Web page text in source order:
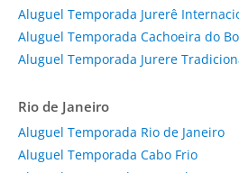
Aluguel Temporada Jurerê
Aluguel Temporada Cachoeira do
Aluguel Temporada Jurere
Rio de Janeiro
Aluguel Temporada Rio de Janeiro
Aluguel Temporada Cabo Frio